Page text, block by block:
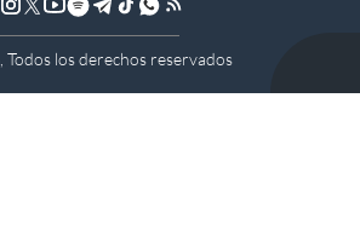
, Todos los derechos reservados